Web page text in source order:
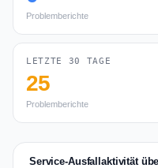
Problemberichte
LETZTE 30 TAGE
25
Problemberichte
Service-Ausfallaktivität